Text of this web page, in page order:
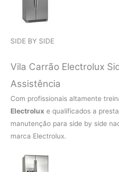
SIDE BY SIDE
Vila Carrão Electrolux
Assistência
Com profissionais altamente
Electrolux e qualificados a
manutenção para side by side
marca Electrolux.